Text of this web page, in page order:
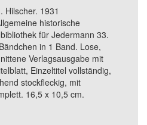
Hilscher. 1931
historische
für Jedermann 33.
in 1 Band. Lose,
Verlagsausgabe mit
Einzeltitel vollständig,
stockfleckig, mit
16,5 x 10,5 cm.